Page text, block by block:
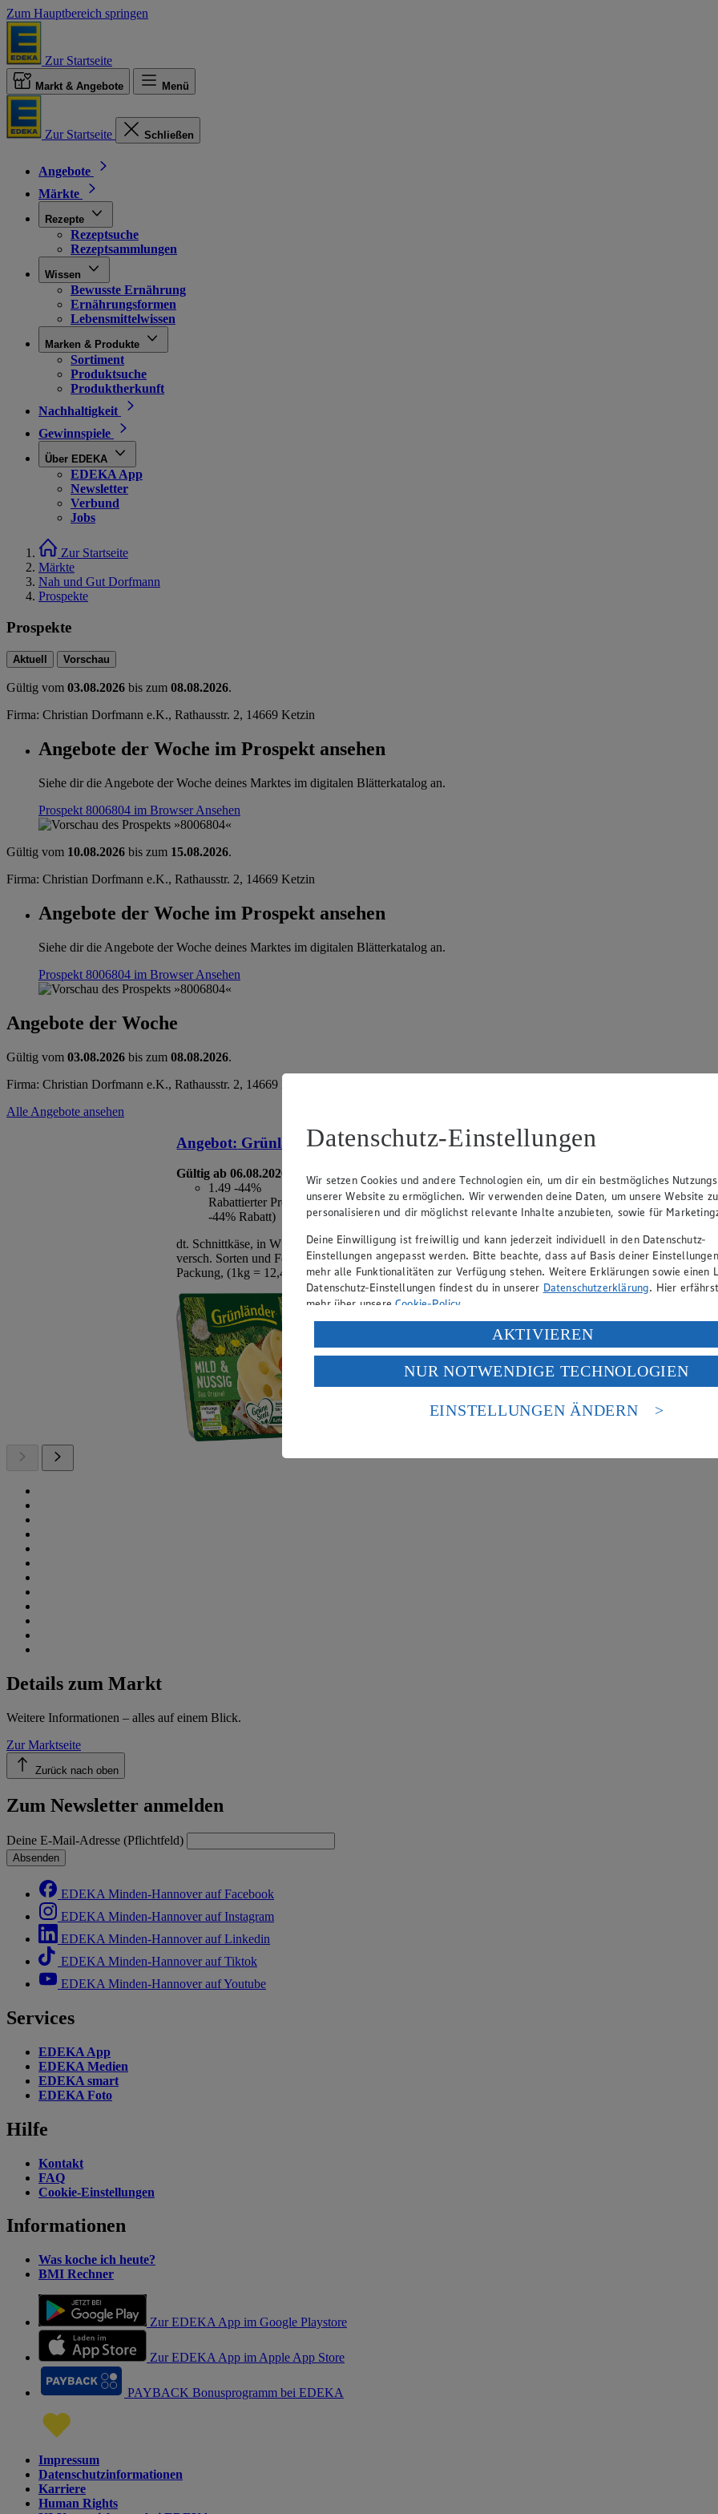
Zum Hauptbereich springen
Zur Startseite
Markt & Angebote Menü
Zur Startseite Schließen
Angebote
Märkte
Rezepte
Rezeptsuche
Rezeptsammlungen
Wissen
Bewusste Ernährung
Ernährungsformen
Lebensmittelwissen
Marken & Produkte
Sortiment
Produktsuche
Produktherkunft
Nachhaltigkeit
Gewinnspiele
Über EDEKA
EDEKA App
Newsletter
Verbund
Jobs
Zur Startseite
Märkte
Nah und Gut Dorfmann
Prospekte
Prospekte
Aktuell Vorschau
Gültig vom 03.08.2026 bis zum 08.08.2026.
Firma: Christian Dorfmann e.K., Rathausstr. 2, 14669 Ketzin
Angebote der Woche im Prospekt ansehen
Siehe dir die Angebote der Woche deines Marktes im digitalen Blätterkatalog an.
Prospekt 8006804 im BrowserAnsehen
Gültig vom 10.08.2026 bis zum 15.08.2026.
Firma: Christian Dorfmann e.K., Rathausstr. 2, 14669 Ketzin
Angebote der Woche im Prospekt ansehen
Siehe dir die Angebote der Woche deines Marktes im digitalen Blätterkatalog an.
Prospekt 8006804 im BrowserAnsehen
Angebote der Woche
Gültig vom 03.08.2026 bis zum 08.08.2026.
Firma: Christian Dorfmann e.K., Rathausstr. 2, 14669 Ketzin
Alle Angebote ansehen
Angebot: Grünländer
Gültig ab 06.08.2026
1.49 -44%
Rabattierter Preis von 1.49€ (Insgesamt
-44% Rabatt)
dt. Schnittkäse, in Würfeln oder Scheiben,
versch. Sorten und Fettstufen, 120/140g
Packung, (1kg = 12,42/10,64)
Angebot:Chantré
Gültig ab 06.08.2026
5.77 -35%
Rabattierter Preis von 5.77€ (Insgesamt
-35% Rabatt)
versch. Sorten, 0,7l Flasche, (1l = 8,24)
Gültig ab
0.49
versch.
Becher
= 3,27)
Details zum Markt
Weitere Informationen – alles auf einem Blick.
Zur Marktseite
Zurück nach oben
Zum Newsletter anmelden
Deine E-Mail-Adresse (Pflichtfeld)
Absenden
EDEKA Minden-Hannover auf Facebook
EDEKA Minden-Hannover auf Instagram
EDEKA Minden-Hannover auf Linkedin
EDEKA Minden-Hannover auf Tiktok
EDEKA Minden-Hannover auf Youtube
Services
EDEKA App
EDEKA Medien
EDEKA smart
EDEKA Foto
Hilfe
Kontakt
FAQ
Cookie-Einstellungen
Informationen
Was koche ich heute?
BMI Rechner
Zur EDEKA App im Google Playstore
Zur EDEKA App im Apple App Store
PAYBACK Bonusprogramm bei EDEKA
Impressum
Datenschutzinformationen
Karriere
Human Rights
Datenschutz-Einstellungen
Wir setzen Cookies und andere Technologien ein, um dir ein bestmögliches
unserer Website zu ermöglichen. Wir verwenden deine Daten, um unsere Website zu
personalisieren und dir möglichst relevante Inhalte anzubieten, sowie für
Deine Einwilligung ist freiwillig und kann jederzeit individuell in den Datenschutz-
Einstellungen angepasst werden. Bitte beachte, dass auf Basis deiner
mehr alle Funktionalitäten zur Verfügung stehen. Weitere Erklärungen sowie einen
Datenschutz-Einstellungen findest du in unserer Datenschutzerklärung. Hier
mehr über unsereCookie-Policy.
Verarbeitung deiner personenbezogenen Daten in den USA durch Facebook und
Wenn du auf „Aktivieren“ klickst, willigst du im Sinne des Art. 49 Abs. 1 Satz 1 lit.
ein, dass deine Daten in den USA verarbeitet werden. Der EuGH sieht die USA als
einem nach europäischen Standards nicht angemessenen Datenschutzniveau an. Es
Risiko eines Zugriffs durch US-amerikanische Behörden.
AKTIVIEREN
NUR NOTWENDIGE TECHNOLOGIEN
EINSTELLUNGEN ÄNDERN